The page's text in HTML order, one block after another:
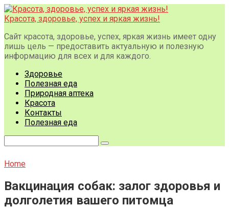
Перейти
к
Красота, здоровье, успех и яркая жизнь!
Сайт красота, здоровье, успех, яркая жизнь имеет одну
лишь цель — предоставить актуальную и полезную
информацию для всех и для каждого.
Здоровье
Полезная еда
Природная аптека
Красота
Контакты
Полезная еда
Home
Вакцинация собак: залог здоровья и
долголетия вашего питомца